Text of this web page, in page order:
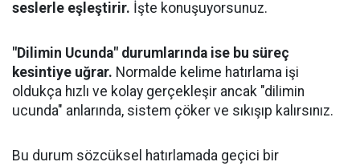
seslerle eşleştirir. İşte konuşuyorsunuz.
"Dilimin Ucunda" durumlarında ise bu süreç
kesintiye uğrar. Normalde kelime hatırlama işi
oldukça hızlı ve kolay gerçekleşir ancak "dilimin
ucunda" anlarında, sistem çöker ve sıkışıp kalırsınız.
Bu durum sözcüksel hatırlamada geçici bir